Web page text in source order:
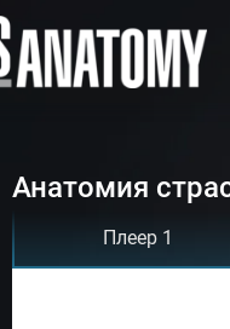
Анатомия
Плеер 1